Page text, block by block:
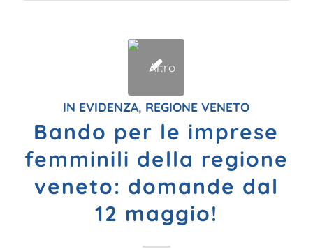
IN EVIDENZA, REGIONE VENETO
Bando per le imprese
femminili della regione
veneto: domande dal
12 maggio!